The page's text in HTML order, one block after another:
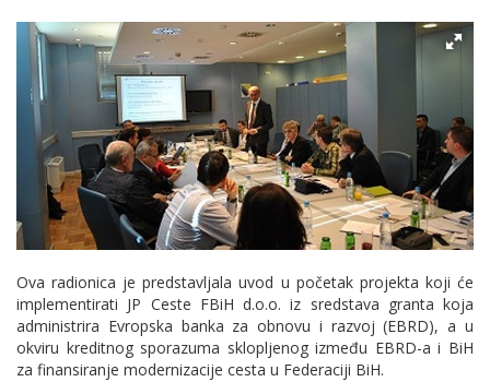
Ova radionica je predstavljala uvod u početak projekta koji će
implementirati JP Ceste FBiH d.o.o. iz sredstava granta koja
administrira Evropska banka za obnovu i razvoj (EBRD), a u
okviru kreditnog sporazuma sklopljenog između EBRD-a i BiH
za finansiranje modernizacije cesta u Federaciji BiH.